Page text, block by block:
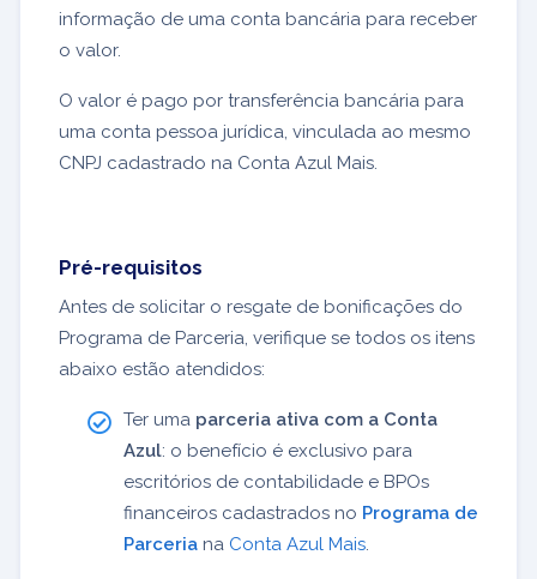
informação de uma conta bancária para receber
o valor.
O valor é pago por transferência bancária para
uma conta pessoa jurídica, vinculada ao mesmo
CNPJ cadastrado na Conta Azul Mais.
Pré-requisitos
Antes de solicitar o resgate de bonificações do
Programa de Parceria, verifique se todos os itens
abaixo estão atendidos:
Ter uma parceria ativa com a Conta
Azul: o benefício é exclusivo para
escritórios de contabilidade e BPOs
financeiros cadastrados no Programa de
Parceria na Conta Azul Mais